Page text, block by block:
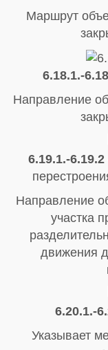
Маршрут
6.18.1.-
Направление
6.19.1.-6.19.2
Направление
участка
движения
6.20.1.-
Указывает